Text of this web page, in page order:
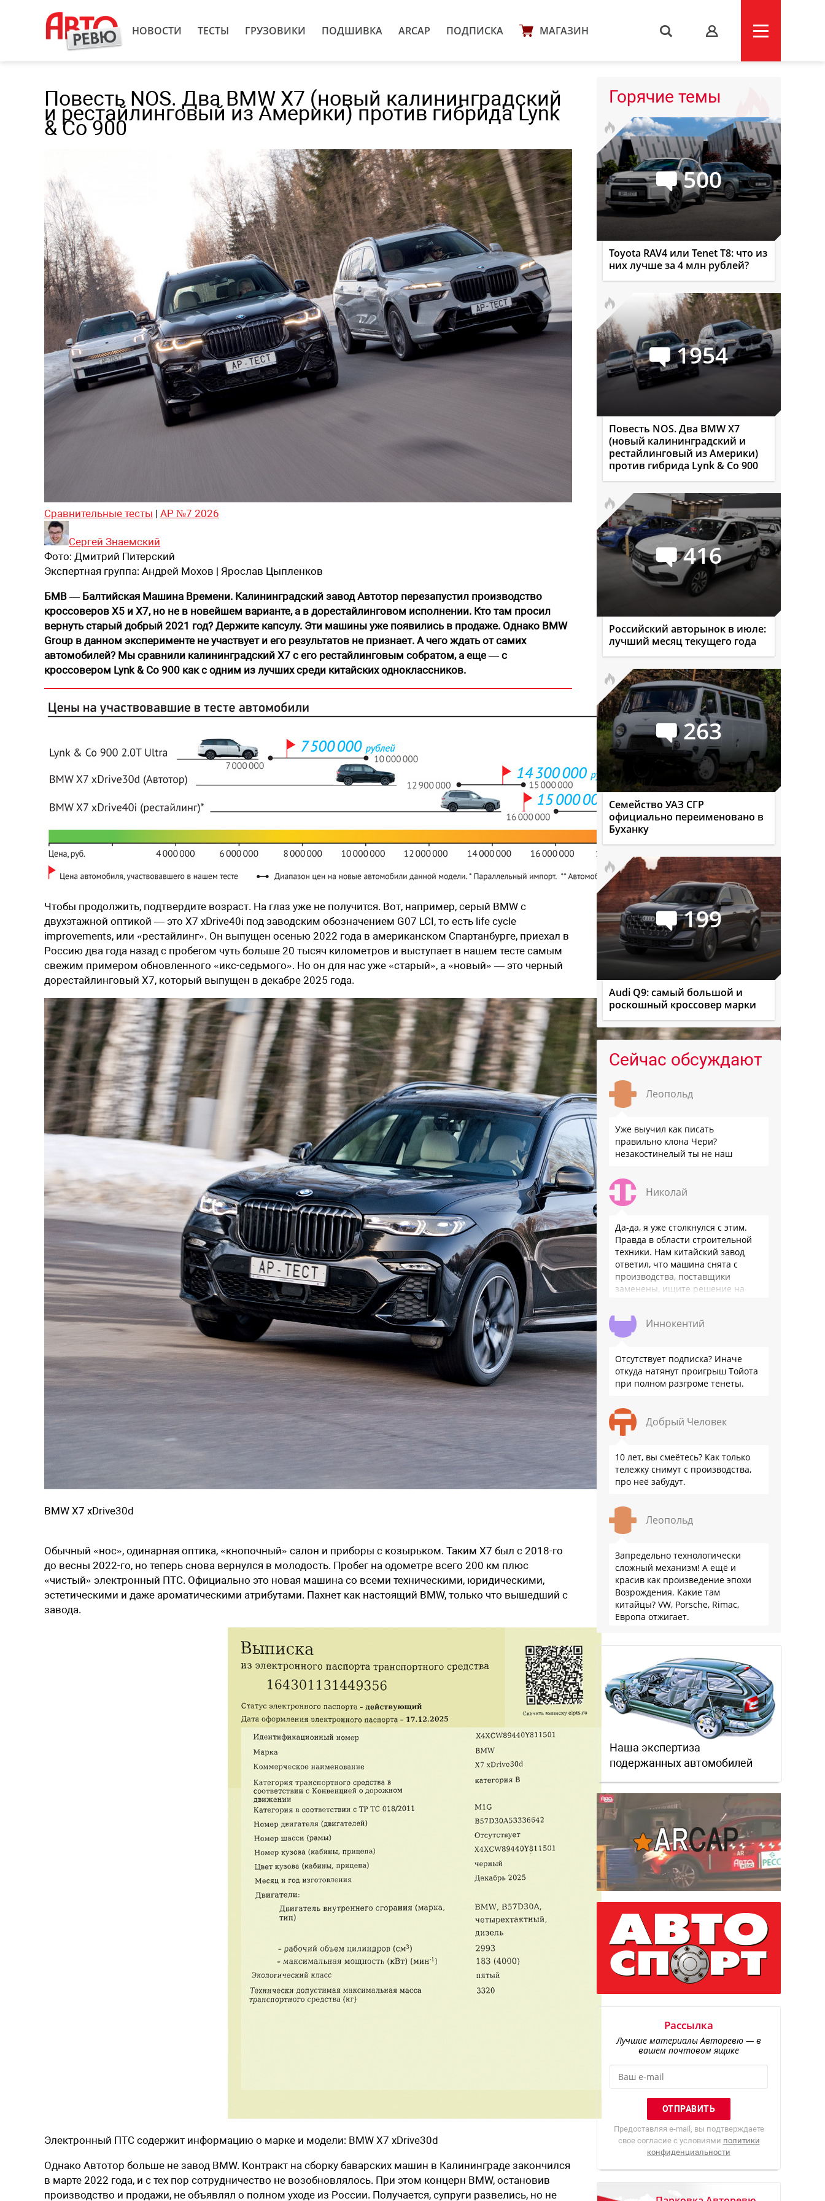
НОВОСТИ ТЕСТЫ ГРУЗОВИКИ ПОДШИВКА ARCAP ПОДПИСКА МАГАЗИН s
Повесть NOS. Два BMW X7 (новый калининградский
и рестайлинговый из Америки) против гибрида Lynk
& Co 900
Сравнительные тесты | АР №7 2026
Сергей Знаемский
Фото: Дмитрий Питерский
Экспертная группа: Андрей Мохов | Ярослав Цыпленков
БМВ — Балтийская Машина Времени. Калининградский завод Автотор перезапустил производство
кроссоверов X5 и X7, но не в новейшем варианте, а в дорестайлинговом исполнении. Кто там просил
вернуть старый добрый 2021 год? Держите капсулу. Эти машины уже появились в продаже. Однако BMW
Group в данном эксперименте не участвует и его результатов не признает. А чего ждать от самих
автомобилей? Мы сравнили калининградский Х7 с его рестайлинговым собратом, а еще — с
кроссовером Lynk & Co 900 как с одним из лучших среди китайских одноклассников.
Чтобы продолжить, подтвердите возраст. На глаз уже не получится. Вот, например, серый BMW c
двухэтажной оптикой — это X7 xDrive40i под заводским обозначением G07 LCI, то есть life cycle
improvements, или «рестайлинг». Он выпущен осенью 2022 года в американском Спартанбурге, приехал в
Россию два года назад с пробегом чуть больше 20 тысяч километров и выступает в нашем тесте самым
свежим примером обновленного «икс-седьмого». Но он для нас уже «старый», а «новый» — это черный
дорестайлинговый Х7, который выпущен в декабре 2025 года.
BMW X7 xDrive30d
Обычный «нос», одинарная ­оптика, «кнопочный» салон и приборы с козырь­ком. Таким X7 был с 2018-го
до ­весны 2022-го, но теперь снова вернулся в молодость. Пробег на одометре всего 200 км плюс
«чистый» электронный ПТС. Официально это новая машина со всеми техническими, юридическими,
эстетическими и даже ароматическими атрибутами. Пахнет как настоящий BMW, только что вышедший с
завода.
Электронный ПТС содержит информацию о марке и ­модели: BMW X7 xDrive30d
Однако Автотор больше не завод BMW. Контракт на сборку баварских машин в Калининграде закончился
в марте 2022 года, и с тех пор сотрудничество не ­возобновлялось. При этом концерн BMW, остановив
производство и продажи, не объявлял о полном уходе из России. Получается, супруги развелись, но не
Горячие темы
500
Toyota RAV4 или Tenet T8: что из
них лучше за 4 млн рублей?
1954
Повесть NOS. Два BMW X7
(новый калининградский и
рестайлинговый из Америки)
против гибрида Lynk & Co 900
416
Российский авторынок в июле:
лучший месяц текущего года
263
Семейство УАЗ СГР
официально переименовано в
Буханку
199
Audi Q9: самый большой и
роскошный кроссовер марки
Сейчас обсуждают
Леопольд
Уже выучил как писать
правильно клона Чери?
незакостинелый ты не наш
Николай
Да-да, я уже столкнулся с этим.
Правда в области строительной
техники. Нам китайский завод
ответил, что машина снята с
производства, поставщики
заменены, ищите решение на
официальном бланке …
Иннокентий
Отсутствует подписка? Иначе
откуда натянут проигрыш Тойота
при полном разгроме тенеты.
Добрый Человек
10 лет, вы смеётесь? Как только
тележку снимут с производства,
про неё забудут.
Леопольд
Запредельно технологически
сложный механизм! А ещё и
красив как произведение эпохи
Возрождения. Какие там
китайцы? VW, Porsche, Rimac,
Европа отжигает.
Наша экспертиза
подержанных автомобилей
Рассылка
Лучшие материалы Авторевю — в
вашем почтовом ящике
Предоставляя e-mail, вы подтверждаете
свое согласие с условиями политики
конфиденциальности